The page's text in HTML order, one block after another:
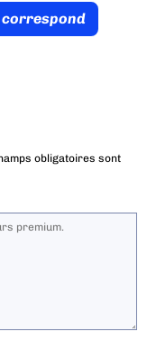
correspond
obligatoires sont